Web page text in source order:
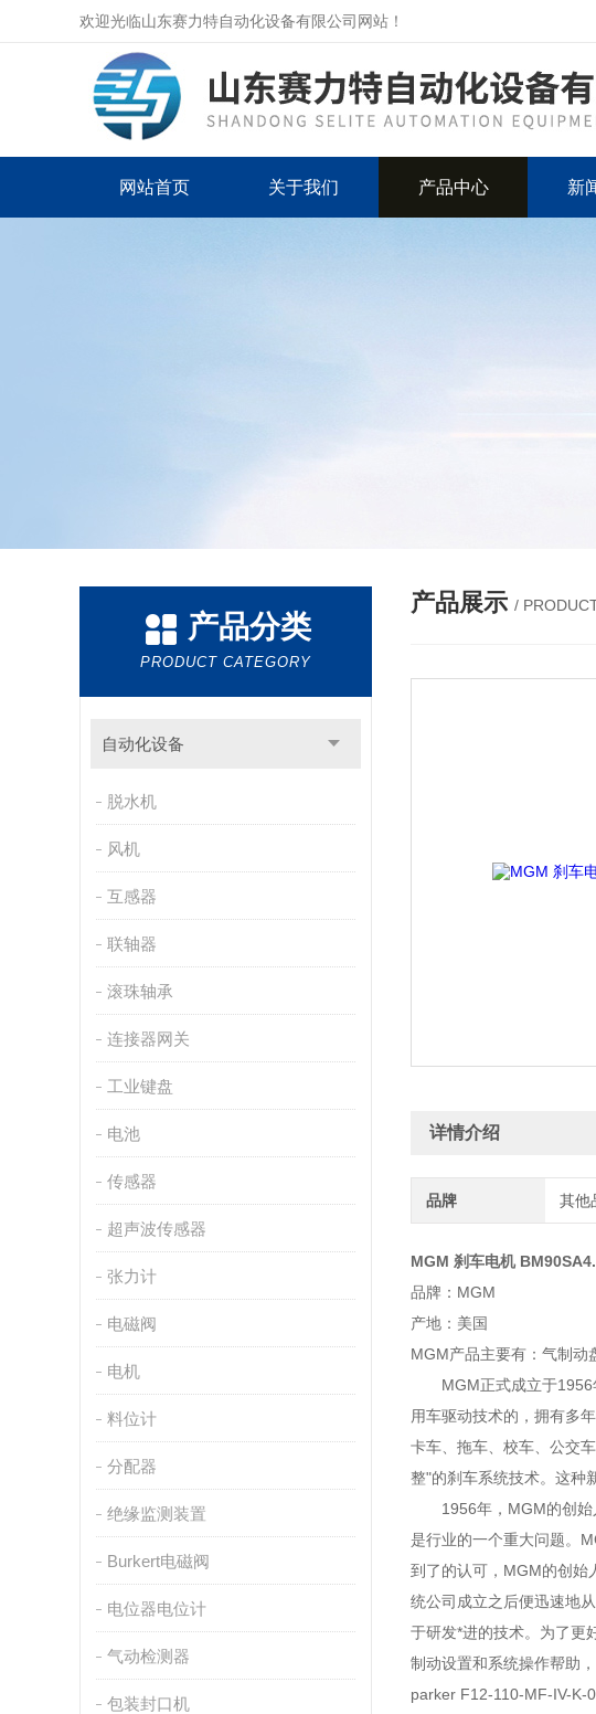
欢迎光临山东赛力特自动化设备有限公司网站！
网站首页 关于我们 产品中心 新
产品分类
PRODUCT CATEGORY
自动化设备
脱水机
风机
互感器
联轴器
滚珠轴承
连接器网关
工业键盘
电池
传感器
超声波传感器
张力计
电磁阀
电机
料位计
分配器
绝缘监测装置
Burkert电磁阀
电位器电位计
气动检测器
包装封口机
产品展示 /
详情介绍
品牌 其他
MGM 刹车电机
品牌：MGM
产地：美国
MGM产品主要有：气制动
MGM正式成立于1956年
用车驱动技术的，拥有多
卡车、拖车、校车、公交
整"的刹车系统技术。这种
1956年，MGM的创始人
是行业的一个重大问题。
到了的认可，MGM的创始
统公司成立之后便迅速地
于研发*进的技术。为了更
制动设置和系统操作帮助
parker F12-110-MF-IV-K-